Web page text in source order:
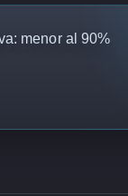
menor al 90%